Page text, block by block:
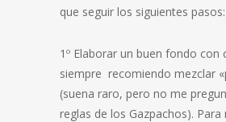
que seguir los siguientes pasos:
1º Elaborar un buen fondo con
siempre recomiendo mezclar
(suena raro, pero no me
reglas de los Gazpachos). Para